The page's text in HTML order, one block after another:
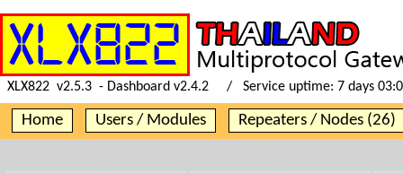
XLX822 v2.5.3 - Dashboard v2.4.2 / Service uptime: 7 days
Home Users / Modules Repeaters / Nodes (26)